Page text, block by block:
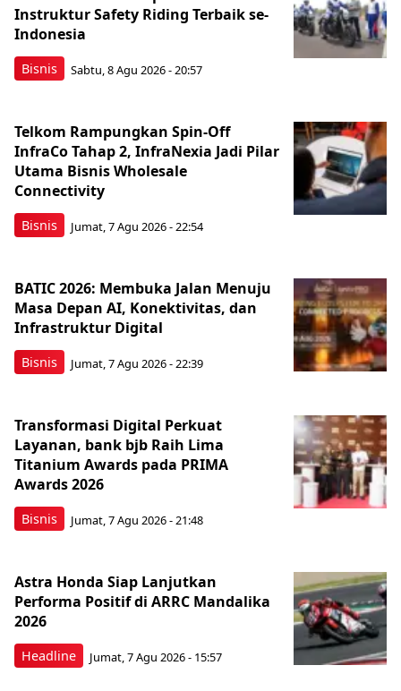
Bisnis
Instruktur Safety Riding Terbaik se-
Indonesia
Sabtu, 8 Agu 2026 - 20:57
Bisnis
Telkom Rampungkan Spin-Off
InfraCo Tahap 2, InfraNexia Jadi Pilar
Utama Bisnis Wholesale
Connectivity
Jumat, 7 Agu 2026 - 22:54
Bisnis
BATIC 2026: Membuka Jalan Menuju
Masa Depan AI, Konektivitas, dan
Infrastruktur Digital
Jumat, 7 Agu 2026 - 22:39
Bisnis
Transformasi Digital Perkuat
Layanan, bank bjb Raih Lima
Titanium Awards pada PRIMA
Awards 2026
Jumat, 7 Agu 2026 - 21:48
Headline
Astra Honda Siap Lanjutkan
Performa Positif di ARRC Mandalika
2026
Jumat, 7 Agu 2026 - 15:57